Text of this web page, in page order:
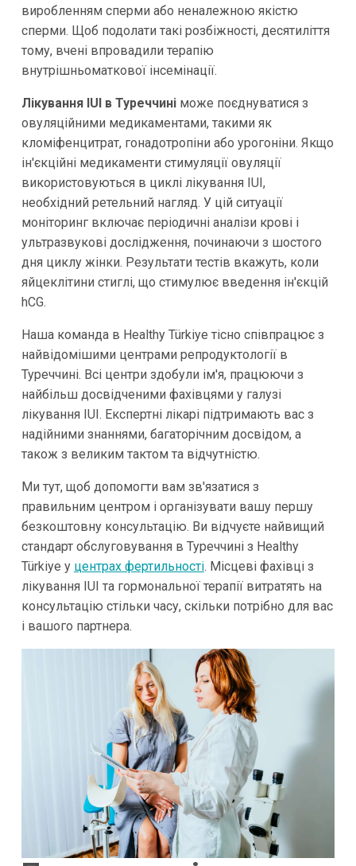
виробленням сперми або неналежною якістю
сперми. Щоб подолати такі розбіжності, десятиліття
тому, вчені впровадили терапію
внутрішньоматкової інсемінації.
Лікування IUI в Туреччиніможе поєднуватися з
овуляційними медикаментами, такими як
кломіфенцитрат, гонадотропіни або урогоніни. Якщо
ін'єкційні медикаменти стимуляції овуляції
використовуються в циклі лікування IUI,
необхідний ретельний нагляд. У цій ситуації
моніторинг включає періодичні аналізи крові і
ультразвукові дослідження, починаючи з шостого
дня циклу жінки. Результати тестів вкажуть, коли
яйцеклітини стиглі, що стимулює введення ін'єкцій
hCG.
Наша команда в Healthy Türkiye тісно співпрацює з
найвідомішими центрами репродуктології в
Туреччині. Всі центри здобули ім'я, працюючи з
найбільш досвідченими фахівцями у галузі
лікування IUI. Експертні лікарі підтримають вас з
надійними знаннями, багаторічним досвідом, а
також з великим тактом та відчутністю.
Ми тут, щоб допомогти вам зв'язатися з
правильним центром і організувати вашу першу
безкоштовну консультацію. Ви відчуєте найвищий
стандарт обслуговування в Туреччині з Healthy
Türkiye у центрах фертильності. Місцеві фахівці з
лікування IUI та гормональної терапії витратять на
консультацію стільки часу, скільки потрібно для вас
і вашого партнера.